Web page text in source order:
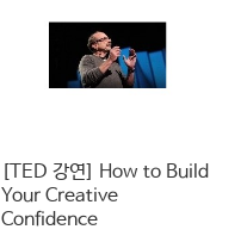
[TED 강연] How to Build
Your Creative
Confidence